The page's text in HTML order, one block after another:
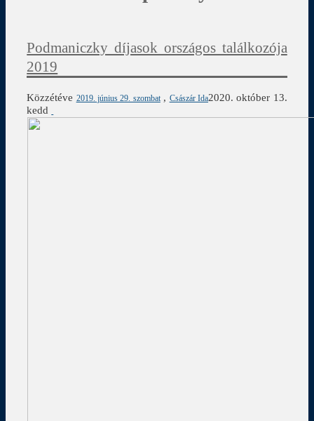
Podmaniczky díjasok országos találkozója
2019
Közzétéve 2019. június 29. szombat , Császár Ida2020. október 13.
kedd